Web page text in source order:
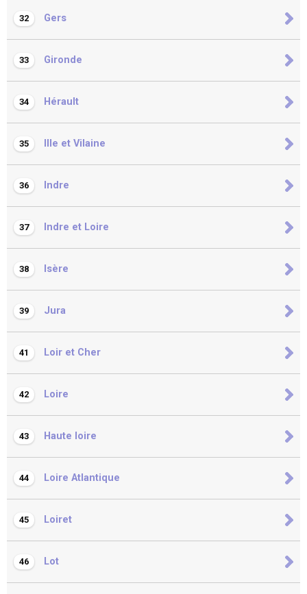
32 Gers
33 Gironde
34 Hérault
35 Ille et Vilaine
36 Indre
37 Indre et Loire
38 Isère
39 Jura
41 Loir et Cher
42 Loire
43 Haute loire
44 Loire Atlantique
45 Loiret
46 Lot